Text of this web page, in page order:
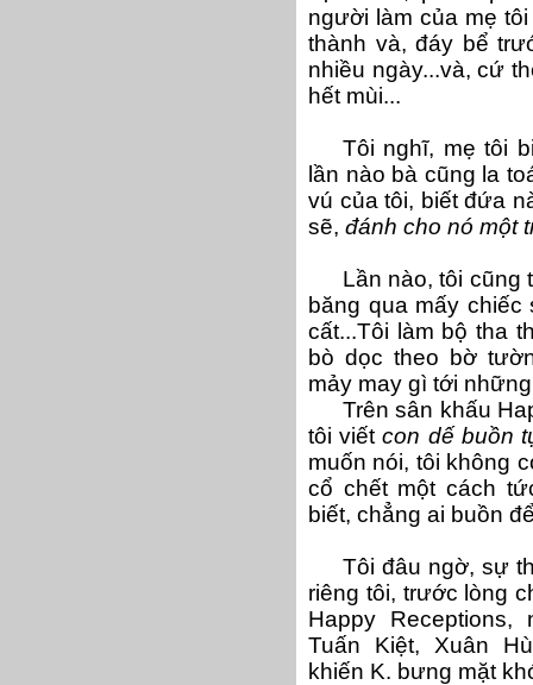
người làm của mẹ
thành và, đáy bể
nhiều ngày...và, cứ
hết mùi...
Tôi nghĩ, mẹ tôi
lần nào bà cũng la
vú của tôi, biết đứa
sẽ, đánh cho nó một
Lần nào, tôi cũng
băng qua mấy
cất...Tôi làm bộ tha
bò dọc theo bờ
mảy may gì tới
Trên sân khấu
tôi viếtcon dế buồn
muốn nói, tôi không
cổ chết một cách
biết, chẳng ai buồn
Tôi đâu ngờ, sự
riêng tôi, trước lòng
Happy
Tuấn Kiệt, Xuân
khiến K. bưng mặt